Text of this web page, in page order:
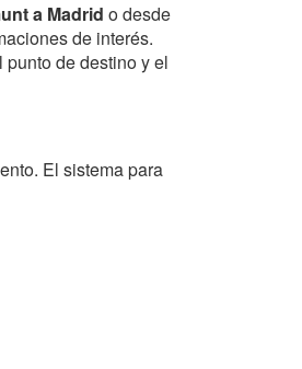
a Madrid o desde
de interés.
de destino y el
El sistema para